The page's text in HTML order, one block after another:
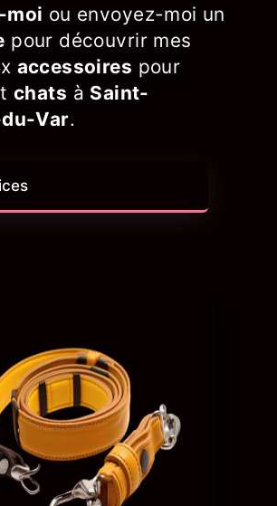
moi ou envoyez-moi un
pour découvrir mes
accessoires pour
chats à Saint-
Var.